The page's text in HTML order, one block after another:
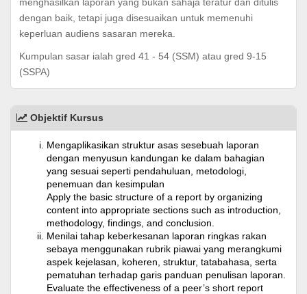
dengan baik, tetapi juga disesuaikan untuk memenuhi
keperluan audiens sasaran mereka.
Kumpulan sasar ialah gred 41 - 54 (SSM) atau gred 9-15
(SSPA)
Objektif Kursus
Mengaplikasikan struktur asas sesebuah laporan
dengan menyusun kandungan ke dalam bahagian
yang sesuai seperti pendahuluan, metodologi,
penemuan dan kesimpulan
Apply the basic structure of a report by organizing
content into appropriate sections such as introduction,
methodology, findings, and conclusion.
Menilai tahap keberkesanan laporan ringkas rakan
sebaya menggunakan rubrik piawai yang merangkumi
aspek kejelasan, koheren, struktur, tatabahasa, serta
pematuhan terhadap garis panduan penulisan laporan.
Evaluate the effectiveness of a peer’s short report